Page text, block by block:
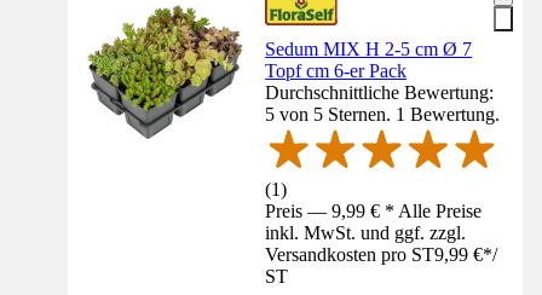
Sedum MIX H 2-5 cm Ø 7
Topf cm 6-er Pack
Durchschnittliche Bewertung:
5 von 5 Sternen. 1 Bewertung.
(1)
Preis — 9,99 € * Alle Preise
inkl. MwSt. und ggf. zzgl.
Versandkosten pro ST9,99 €*/
ST